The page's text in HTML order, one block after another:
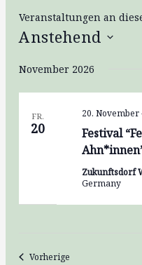
Veranstaltungen an
Anstehend
wählen.
November 2026
FR.
20
Festival
20. November
Zukunftsdorf
Germany
Vorherige